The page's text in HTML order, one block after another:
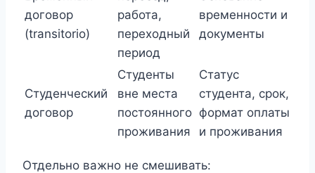
договор
(transitorio)
работа,
переходный
период
временности и
документы
Студенческий
договор
Студенты
вне места
постоянного
проживания
Статус
студента, срок,
формат оплаты
и проживания
Отдельно важно не смешивать: